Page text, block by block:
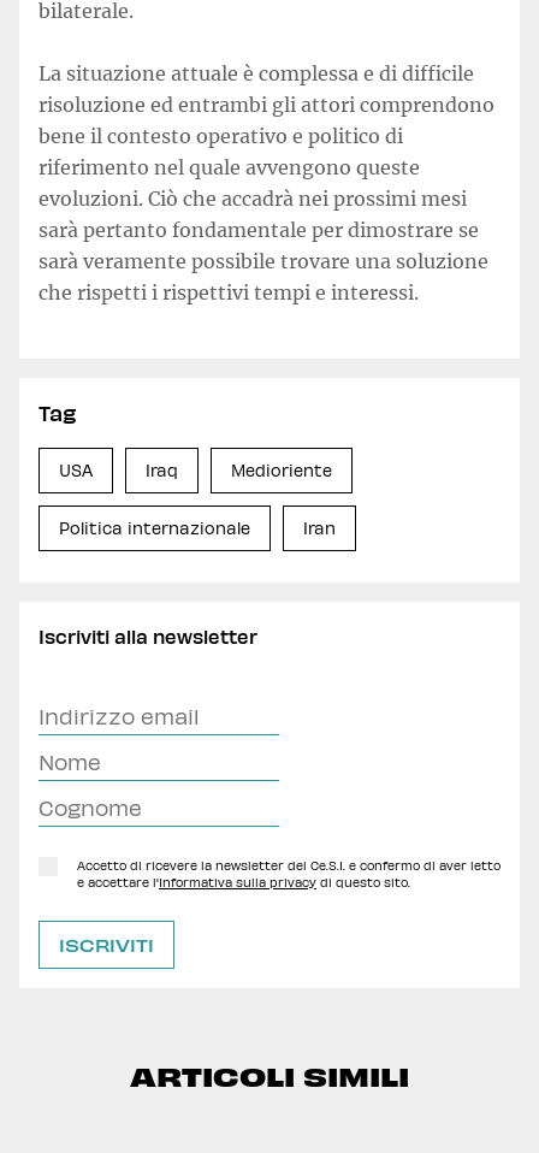
bilaterale.
La situazione attuale è complessa e di difficile
risoluzione ed entrambi gli attori comprendono
bene il contesto operativo e politico di
riferimento nel quale avvengono queste
evoluzioni. Ciò che accadrà nei prossimi mesi
sarà pertanto fondamentale per dimostrare se
sarà veramente possibile trovare una soluzione
che rispetti i rispettivi tempi e interessi.
Tag
USA Iraq Medioriente
Politica internazionale Iran
Iscriviti alla newsletter
Accetto di ricevere la newsletter del Ce.S.I. e confermo di aver letto
e accettare l'Informativa sulla privacy di questo sito.
ARTICOLI SIMILI